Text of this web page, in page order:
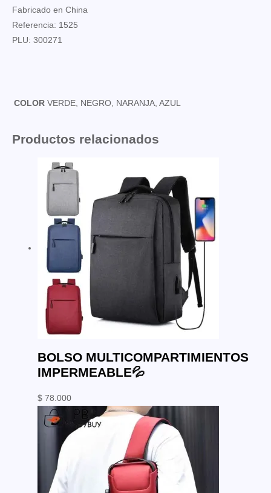
Fabricado en China
Referencia: 1525
PLU: 300271
COLOR VERDE, NEGRO, NARANJA, AZUL
Productos relacionados
BOLSO MULTICOMPARTIMIENTOS
IMPERMEABLE💦
$ 78.000